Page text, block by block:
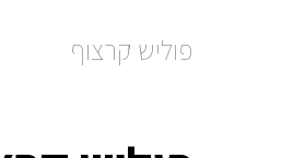
פוליש קרצוף